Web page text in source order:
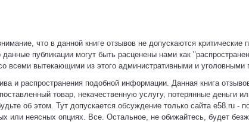
что в данной книге отзывов не допускаются критические
публикации могут быть расценены нами как
всеми вытекающими из этого административными и уголовными
и распространения подобной информации. Данная книга
товар, некачественную услугу, потерянные деньги
об этом. Тут допускается обсуждение только сайта e58.ru -
или неясных опциях. Все. Остальное, не обижайтесь, будет